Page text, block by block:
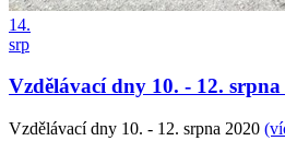
14.
srp
Vzdělávací dny 10. - 12. srpna
Vzdělávací dny 10. - 12. srpna 2020